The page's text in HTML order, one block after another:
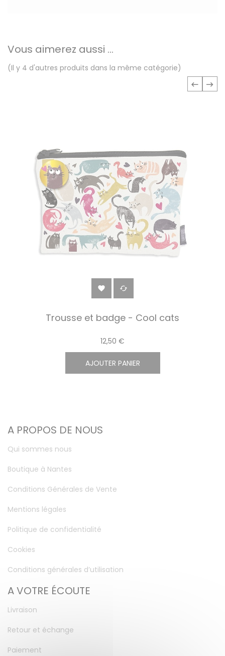
Vous aimerez aussi ...
(Il y 4 d'autres produits dans la même catégorie)
 
Trousse et badge - Cool cats
12,50 €
AJOUTER PANIER
A PROPOS DE NOUS
Qui sommes nous
Boutique à Nantes
Conditions Générales de Vente
Mentions légales
Politique de confidentialité
Cookies
Conditions générales d’utilisation
A VOTRE ÉCOUTE
Livraison
Retour et échange
Paiement